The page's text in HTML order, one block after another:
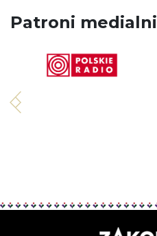
Patroni medialni